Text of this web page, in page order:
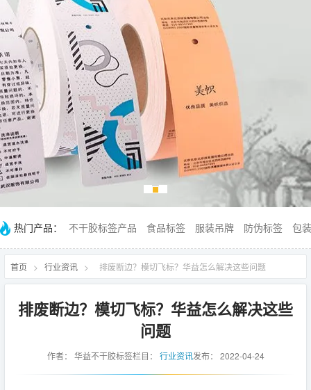
热门产品： 不干胶标签产品 食品标签 服装吊牌 防伪标签 包
首页 > 行业资讯 > 排废断边？模切飞标？华益怎么解决这些问题
排废断边？模切飞标？华益怎么解决这些
问题
作者： 华益不干胶标签栏目： 行业资讯发布： 2022-04-24